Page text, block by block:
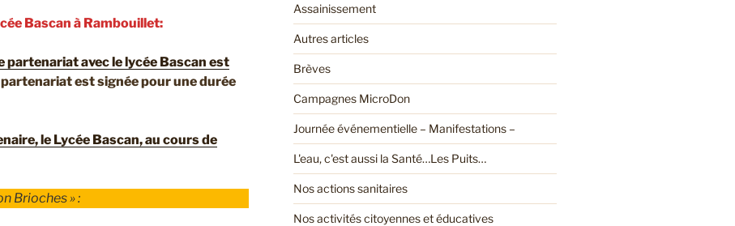
Bascan à Rambouillet:
partenariat avec le lycée Bascan est
est signée pour une durée
le Lycée Bascan, au cours de
Brioches » :
Assainissement
Autres articles
Brèves
Campagnes MicroDon
Journée événementielle – Manifestations –
L'eau, c'est aussi la Santé…Les Puits…
Nos actions sanitaires
Nos activités citoyennes et éducatives